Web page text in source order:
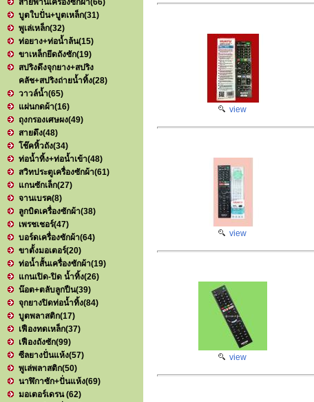
สายพานเครื่องซักผ้า(66)
บูตใบปั่น+บูตเหล็ก(31)
พูเล่เหล็ก(32)
ท่อยาง+ท่อน้ำล้น(15)
ขาเหล็กยึดถังซัก(19)
สปริงดึงจุกยาง+สปริง
คลัช+สปริงถ่ายน้ำทิ้ง(28)
วาวล์น้ำ(65)
แผ่นกดผ้า(16)
ถุงกรองเศษผง(49)
สายดึง(48)
โช๊คหิ้วถัง(34)
ท่อน้ำทิ้ง+ท่อน้ำเข้า(48)
สวิทประตูเครื่องซักผ้า(61)
แกนซักเล็ก(27)
จานเบรค(8)
ลูกบิดเครื่องซักผ้า(38)
เพรชเชอร์(47)
บอร์ดเครื่องซักผ้า(64)
ขาตั้งมอเตอร์(20)
ท่อน้ำสั้นเครื่องซักผ้า(19)
แกนเปิด-ปิด น้ำทิ้ง(26)
น๊อต+ตลับลูกปืน(39)
จุกยางปิดท่อน้ำทิ้ง(84)
บูตพลาสติก(17)
เฟืองทดเหล็ก(37)
เฟืองถังซัก(99)
ซีลยางปั่นแห้ง(57)
พูเล่พลาสติก(50)
นาฬิกาซัก+ปั่นแห้ง(69)
มอเตอร์เดรน(62)
view
view
view